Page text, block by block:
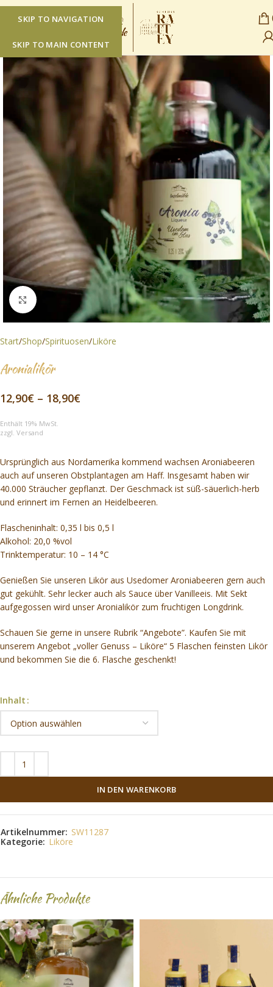
SKIP TO NAVIGATION
SKIP TO MAIN CONTENT
Click to enlarge
Start/Shop/Spirituosen/Liköre
Aronialikör
12,90€ – 18,90€
Enthält 19% MwSt.
zzgl. Versand
Ursprünglich aus Nordamerika kommend wachsen Aroniabeeren
auch auf unseren Obstplantagen am Haff. Insgesamt haben wir
40.000 Sträucher gepflanzt. Der Geschmack ist süß-säuerlich-herb
und erinnert im Fernen an Heidelbeeren.
Flascheninhalt: 0,35 l bis 0,5 l
Alkohol: 20,0 %vol
Trinktemperatur: 10 – 14 °C
Genießen Sie unseren Likör aus Usedomer Aroniabeeren gern auch
gut gekühlt. Sehr lecker auch als Sauce über Vanilleeis. Mit Sekt
aufgegossen wird unser Aronialikör zum fruchtigen Longdrink.
Schauen Sie gerne in unsere Rubrik “Angebote”. Kaufen Sie mit
unserem Angebot „voller Genuss – Liköre“ 5 Flaschen feinsten Likör
und bekommen Sie die 6. Flasche geschenkt!
Inhalt
IN DEN WARENKORB
Artikelnummer: SW11287
Kategorie: Liköre
Ähnliche Produkte